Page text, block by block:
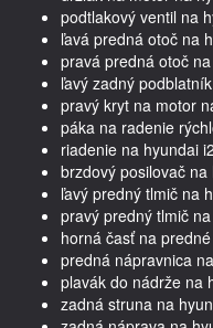
podtlakový ventil na
ľavá predná otoč na
pravá predná otoč
ľavý zadný
pravý kryt na motor
páka na radenie
riadenie na hyundai
brzdový posilovač
ľavý predný tlmič na
pravý predný tlmič
horná časť na
predná nápravnica
plavák do nádrže na
zadná struna na